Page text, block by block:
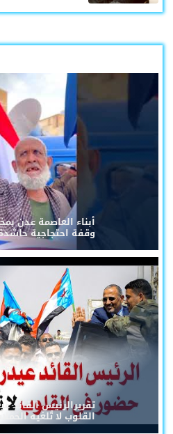
أبناء العاصمة عدن
وقفة احتجاجية
تقريرالرئيس القائد
القلوب لا تُلغيه